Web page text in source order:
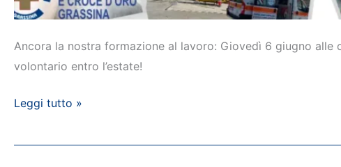
Ancora la nostra formazione al lavoro: Giovedì 6 giugno
volontario entro l’estate!
Volontari
l’estate
Leggi tutto »